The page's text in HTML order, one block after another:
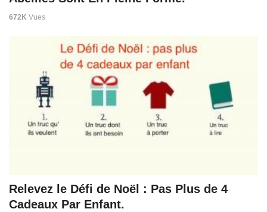
672K Vues
Relevez le Défi de Noël : Pas Plus de 4
Cadeaux Par Enfant.